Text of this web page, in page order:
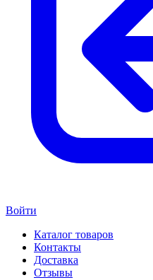
Войти
Каталог товаров
Контакты
Доставка
Отзывы